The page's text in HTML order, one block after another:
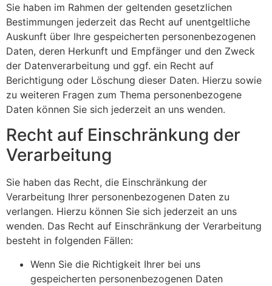
Sie haben im Rahmen der geltenden gesetzlichen
Bestimmungen jederzeit das Recht auf unentgeltliche
Auskunft über Ihre gespeicherten personenbezogenen
Daten, deren Herkunft und Empfänger und den Zweck
der Datenverarbeitung und ggf. ein Recht auf
Berichtigung oder Löschung dieser Daten. Hierzu sowie
zu weiteren Fragen zum Thema personenbezogene
Daten können Sie sich jederzeit an uns wenden.
Recht auf Einschränkung der
Verarbeitung
Sie haben das Recht, die Einschränkung der
Verarbeitung Ihrer personenbezogenen Daten zu
verlangen. Hierzu können Sie sich jederzeit an uns
wenden. Das Recht auf Einschränkung der Verarbeitung
besteht in folgenden Fällen:
Wenn Sie die Richtigkeit Ihrer bei uns
gespeicherten personenbezogenen Daten